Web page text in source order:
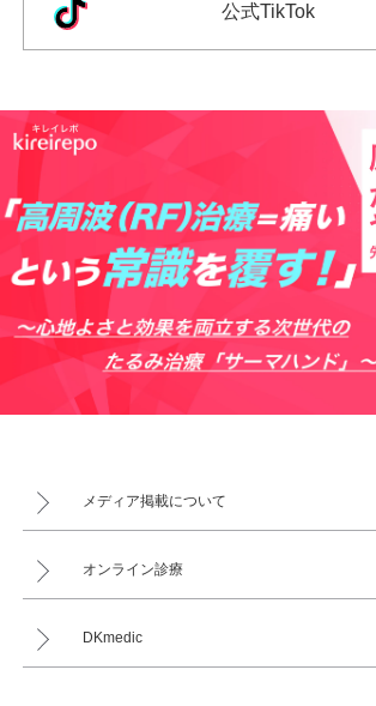
公式TikTok
メディア掲載について
オンライン診療
DKmedic